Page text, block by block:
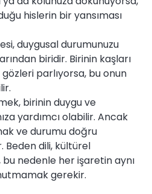
hislerin bir yansıması
duygusal durumunuzu
biridir. Birinin kaşları
parlıyorsa, bu onun
birinin duygu ve
yardımcı olabilir. Ancak
ve durumu doğru
dili, kültürel
nedenle her işaretin aynı
gerekir.